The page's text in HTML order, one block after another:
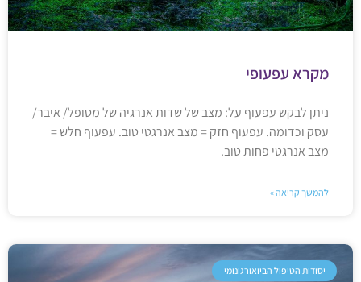
מקרא עפעופי
ניתן לבקש עפעוף על: מצב של שדות אנרגיה של מטופל/ איבר/
עסק וכדומה. עפעוף חזק = מצב אנרגטי טוב. עפעוף חלש =
מצב אנרגטי פחות טוב.
להמשך קריאה »
יסודות הטיפול הביואורגונומי